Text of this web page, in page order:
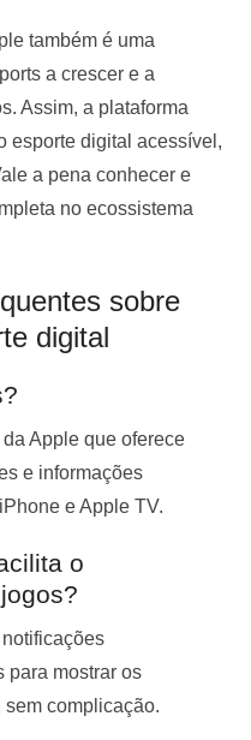
também é uma
a crescer e a
Assim, a plataforma
esporte digital acessível,
a pena conhecer e
no ecossistema
sobre
digital
Apple que oferece
e informações
e Apple TV.
o
para mostrar os
complicação.